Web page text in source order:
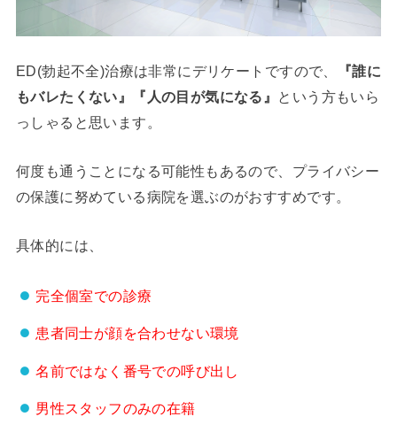
ED(勃起不全)治療は非常にデリケートですので、
『誰に
もバレたくない』『人の目が気になる』
という方もいら
っしゃると思います。
何度も通うことになる可能性もあるので、プライバシー
の保護に努めている病院を選ぶのがおすすめです。
具体的には、
完全個室での診療
患者同士が顔を合わせない環境
名前ではなく番号での呼び出し
男性スタッフのみの在籍